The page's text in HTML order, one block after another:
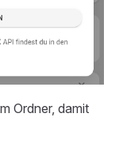
Ordner, damit